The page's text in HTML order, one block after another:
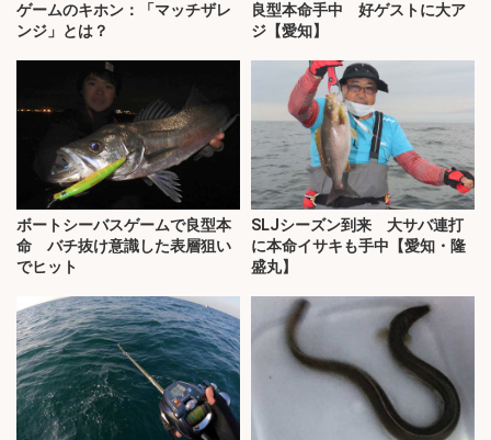
ゲームのキホン：「マッチザレ
ンジ」とは？
良型本命手中 好ゲストに大ア
ジ【愛知】
ボートシーバスゲームで良型本
命 バチ抜け意識した表層狙い
でヒット
SLJシーズン到来 大サバ連打
に本命イサキも手中【愛知・隆
盛丸】